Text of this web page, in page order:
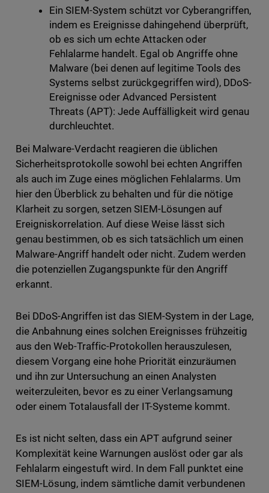
Ein SIEM-System schützt vor Cyberangriffen,
indem es Ereignisse dahingehend überprüft,
ob es sich um echte Attacken oder
Fehlalarme handelt. Egal ob Angriffe ohne
Malware (bei denen auf legitime Tools des
Systems selbst zurückgegriffen wird), DDoS-
Ereignisse oder Advanced Persistent
Threats (APT): Jede Auffälligkeit wird genau
durchleuchtet.
Bei Malware-Verdacht reagieren die üblichen
Sicherheitsprotokolle sowohl bei echten Angriffen
als auch im Zuge eines möglichen Fehlalarms. Um
hier den Überblick zu behalten und für die nötige
Klarheit zu sorgen, setzen SIEM-Lösungen auf
Ereigniskorrelation. Auf diese Weise lässt sich
genau bestimmen, ob es sich tatsächlich um einen
Malware-Angriff handelt oder nicht. Zudem werden
die potenziellen Zugangspunkte für den Angriff
erkannt.
Bei DDoS-Angriffen ist das SIEM-System in der Lage,
die Anbahnung eines solchen Ereignisses frühzeitig
aus den Web-Traffic-Protokollen herauszulesen,
diesem Vorgang eine hohe Priorität einzuräumen
und ihn zur Untersuchung an einen Analysten
weiterzuleiten, bevor es zu einer Verlangsamung
oder einem Totalausfall der IT-Systeme kommt.
Es ist nicht selten, dass ein APT aufgrund seiner
Komplexität keine Warnungen auslöst oder gar als
Fehlalarm eingestuft wird. In dem Fall punktet eine
SIEM-Lösung, indem sämtliche damit verbundenen